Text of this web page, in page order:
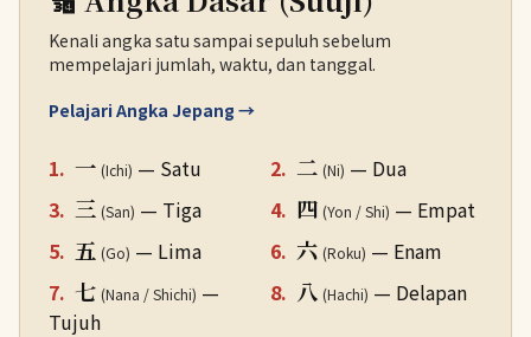
Kenali angka satu sampai sepuluh sebelum
mempelajari jumlah, waktu, dan tanggal.
Pelajari Angka Jepang →
1. 一 (Ichi) — Satu 2. 二 (Ni) — Dua
3. 三 (San) — Tiga 4. 四 (Yon / Shi) — Empat
5. 五 (Go) — Lima 6. 六 (Roku) — Enam
7. 七 (Nana / Shichi) —
Tujuh
8. 八 (Hachi) — Delapan